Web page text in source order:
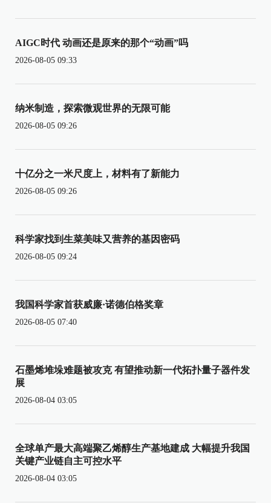
AIGC时代 动画还是原来的那个“动画”吗
2026-08-05 09:33
纳米制造，探索微观世界的无限可能
2026-08-05 09:26
十亿分之一米尺度上，材料有了新能力
2026-08-05 09:26
科学家找到生菜美味又营养的基因密码
2026-08-05 09:24
我国科学家首获威廉·诺德伯格奖章
2026-08-05 07:40
石墨烯堆垛难题被攻克 有望推动新一代拓扑量子器件发
展
2026-08-04 03:05
全球单产最大高端聚乙烯醇生产基地建成 大幅提升我国
关键产业链自主可控水平
2026-08-04 03:05